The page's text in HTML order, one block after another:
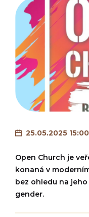
25.05.2025
Open Church je
konaná v
bez ohledu na
gender.